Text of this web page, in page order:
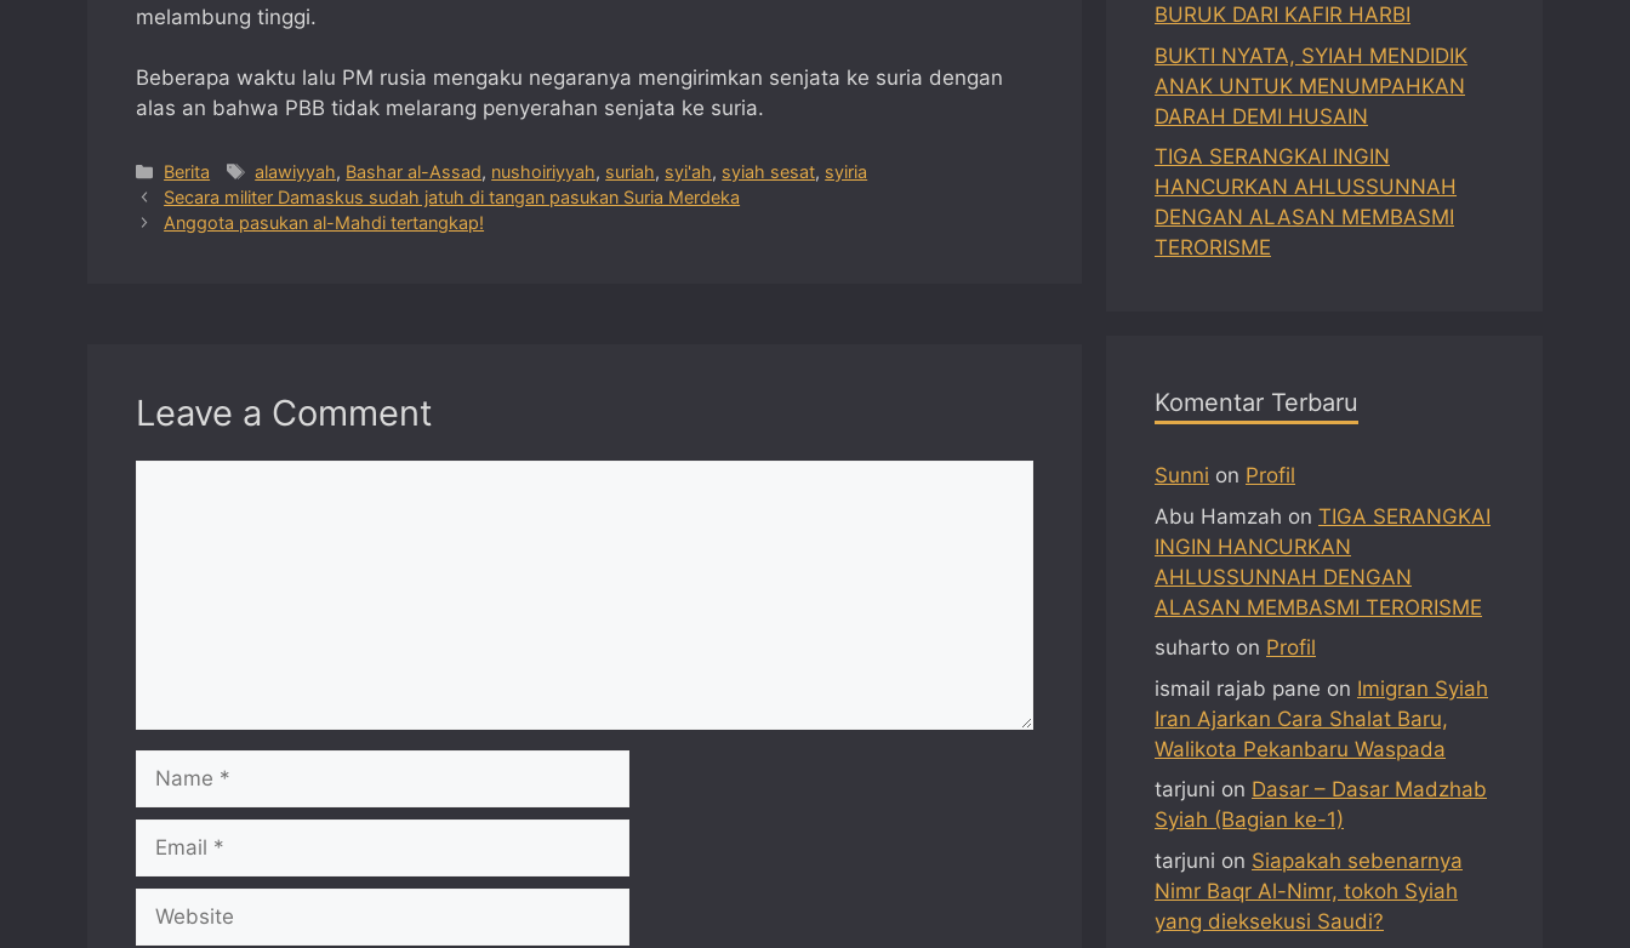
melambung tinggi.
Beberapa waktu lalu PM rusia mengaku negaranya mengirimkan senjata ke suria dengan
alas an bahwa PBB tidak melarang penyerahan senjata ke suria.
Categories
Berita Tags
alawiyyah, Bashar al-Assad, nushoiriyyah, suriah, syi'ah, syiah sesat, syiria
Secara militer Damaskus sudah jatuh di tangan pasukan Suria Merdeka
Anggota pasukan al-Mahdi tertangkap!
Leave a Comment
Name
Email
Website
BURUK DARI KAFIR HARBI
BUKTI NYATA, SYIAH MENDIDIK
ANAK UNTUK MENUMPAHKAN
DARAH DEMI HUSAIN
TIGA SERANGKAI INGIN
HANCURKAN AHLUSSUNNAH
DENGAN ALASAN MEMBASMI
TERORISME
Komentar Terbaru
Sunni on Profil
Abu Hamzah on TIGA SERANGKAI
INGIN HANCURKAN
AHLUSSUNNAH DENGAN
ALASAN MEMBASMI TERORISME
suharto on Profil
ismail rajab pane on Imigran Syiah
Iran Ajarkan Cara Shalat Baru,
Walikota Pekanbaru Waspada
tarjuni on Dasar – Dasar Madzhab
Syiah (Bagian ke-1)
tarjuni on Siapakah sebenarnya
Nimr Baqr Al-Nimr, tokoh Syiah
yang dieksekusi Saudi?